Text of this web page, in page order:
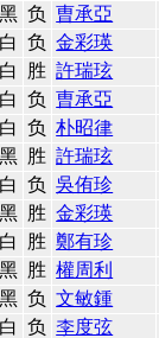
负 曺承亞
负 金彩瑛
胜 許瑞玹
负 曺承亞
负 朴昭律
胜 許瑞玹
负 吳侑珍
胜 金彩瑛
胜 鄭有珍
胜 權周利
负 文敏鍾
负 李度弦